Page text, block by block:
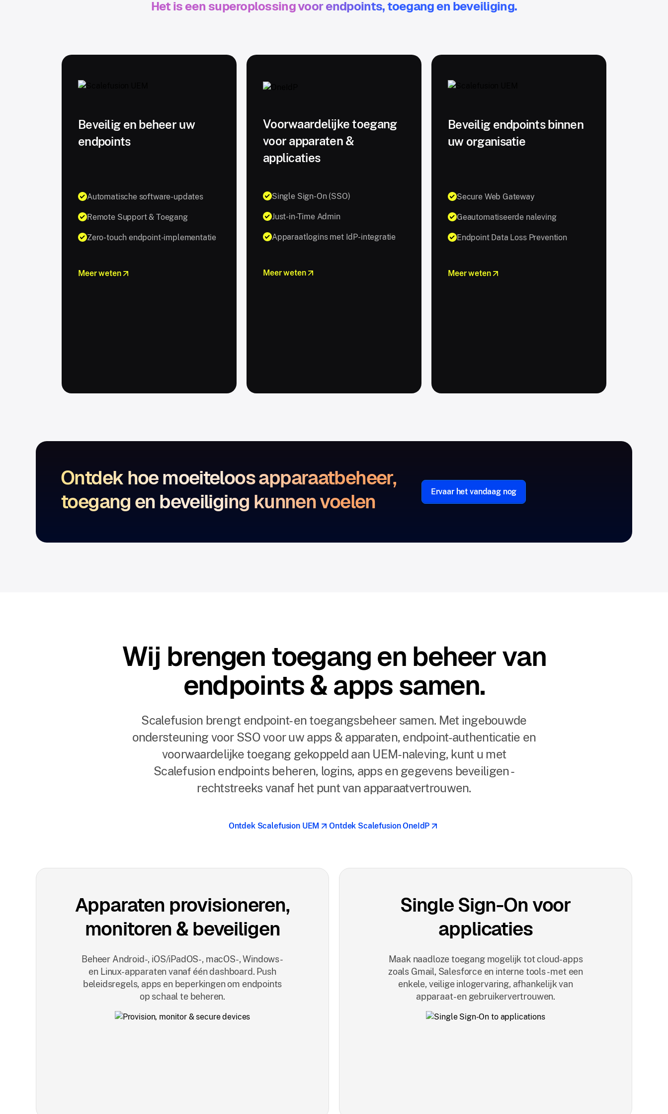
Het is een superoplossing voor endpoints, toegang en beveiliging.
Beveilig en beheer uw
endpoints
Automatische software-updates
Remote Support & Toegang
Zero-touch endpoint-implementatie
Meer weten
Voorwaardelijke toegang
voor apparaten &
applicaties
Single Sign-On (SSO)
Just-in-Time Admin
Apparaatlogins met IdP-integratie
Meer weten
Beveilig endpoints binnen
uw organisatie
Secure Web Gateway
Geautomatiseerde naleving
Endpoint Data Loss Prevention
Meer weten
Ontdek hoe moeiteloos apparaatbeheer,
toegang en beveiliging kunnen voelen
Ervaar het vandaag nog
Wij brengen toegang en beheer van
endpoints & apps samen.
Scalefusion brengt endpoint- en toegangsbeheer samen. Met ingebouwde
ondersteuning voor SSO voor uw apps & apparaten, endpoint-authenticatie en
voorwaardelijke toegang gekoppeld aan UEM-naleving, kunt u met
Scalefusion endpoints beheren, logins, apps en gegevens beveiligen -
rechtstreeks vanaf het punt van apparaatvertrouwen.
Ontdek Scalefusion UEM Ontdek Scalefusion OneIdP
Apparaten provisioneren,
monitoren & beveiligen
Beheer Android-, iOS/iPadOS-, macOS-, Windows-
en Linux-apparaten vanaf één dashboard. Push
beleidsregels, apps en beperkingen om endpoints
op schaal te beheren.
Single Sign-On voor
applicaties
Maak naadloze toegang mogelijk tot cloud-apps
zoals Gmail, Salesforce en interne tools - met een
enkele, veilige inlogervaring, afhankelijk van
apparaat- en gebruikervertrouwen.